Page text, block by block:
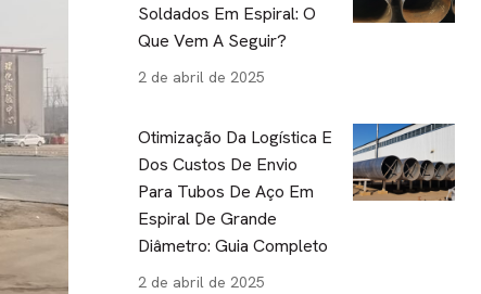
Soldados Em Espiral: O
Que Vem A Seguir?
2 de abril de 2025
Otimização Da Logística E
Dos Custos De Envio
Para Tubos De Aço Em
Espiral De Grande
Diâmetro: Guia Completo
2 de abril de 2025